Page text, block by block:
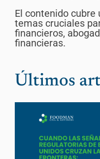
El contenido cubre
temas cruciales
financieros,
financieras.
Últimos